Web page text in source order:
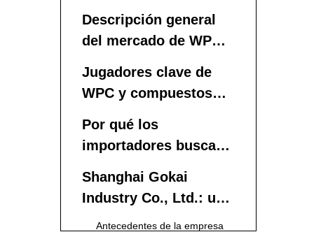
Descripción general
del mercado de WPC
Jugadores clave de
WPC y compuestos
demanda de tableros
de espuma
Por qué los
importadores buscan
WPC más allá de
Francia
Shanghai Gokai
Industry Co., Ltd.: un
socio fiable para
Antecedentes de la empresa